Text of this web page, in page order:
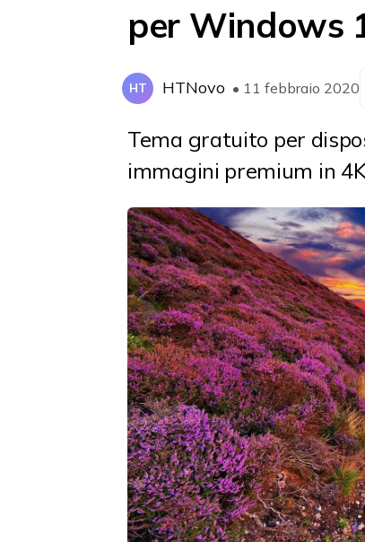
per Windows
HT HTNovo • 11 febbraio 2020
Tema gratuito per
immagini premium in